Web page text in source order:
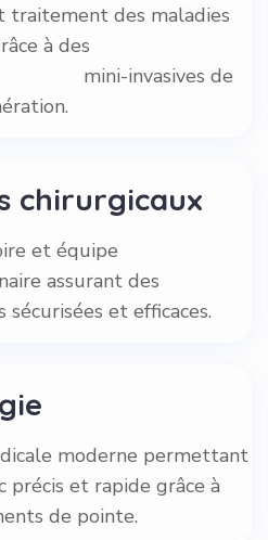
traitement des maladies
à des
mini-invasives de
chirurgicaux
et équipe
assurant des
et efficaces.
moderne permettant
précis et rapide grâce à
de pointe.